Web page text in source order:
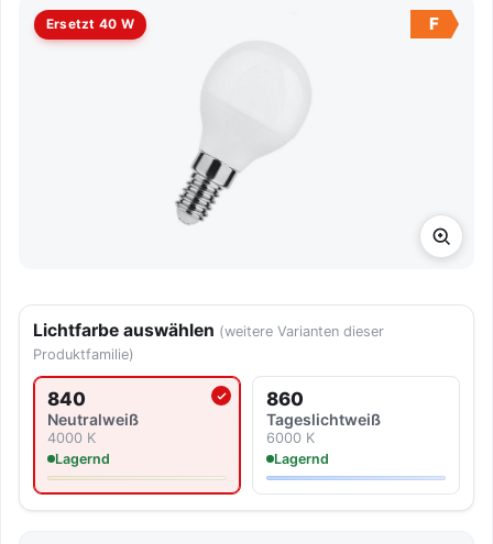
Ersetzt 40 W F
Lichtfarbe auswählen (weitere Varianten dieser
Produktfamilie)
840
Neutralweiß
4000 K
Lagernd
Aktuell ausgewählte Lichtfarbe
860
Tageslicht­weiß
6000 K
Lagernd